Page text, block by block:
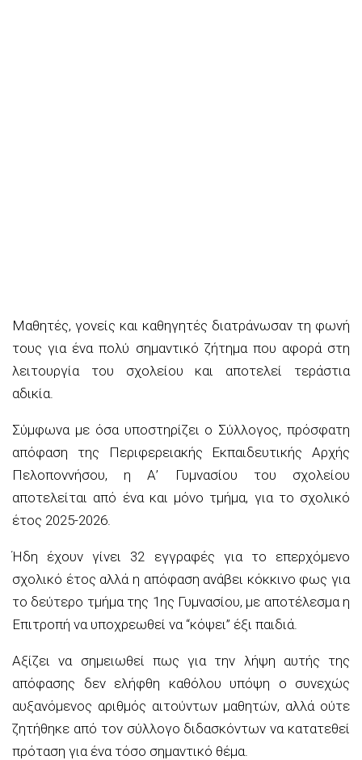
Μαθητές, γονείς και καθηγητές διατράνωσαν τη φωνή
τους για ένα πολύ σημαντικό ζήτημα που αφορά στη
λειτουργία του σχολείου και αποτελεί τεράστια
αδικία.
Σύμφωνα με όσα υποστηρίζει ο Σύλλογος, πρόσφατη
απόφαση της Περιφερειακής Εκπαιδευτικής Αρχής
Πελοποννήσου, η Α’ Γυμνασίου του σχολείου
αποτελείται από ένα και μόνο τμήμα, για το σχολικό
έτος 2025-2026.
Ήδη έχουν γίνει 32 εγγραφές για το επερχόμενο
σχολικό έτος αλλά η απόφαση ανάβει κόκκινο φως για
το δεύτερο τμήμα της 1ης Γυμνασίου, με αποτέλεσμα η
Επιτροπή να υποχρεωθεί να “κόψει” έξι παιδιά.
Αξίζει να σημειωθεί πως για την λήψη αυτής της
απόφασης δεν ελήφθη καθόλου υπόψη ο συνεχώς
αυξανόμενος αριθμός αιτούντων μαθητών, αλλά ούτε
ζητήθηκε από τον σύλλογο διδασκόντων να κατατεθεί
πρόταση για ένα τόσο σημαντικό θέμα.